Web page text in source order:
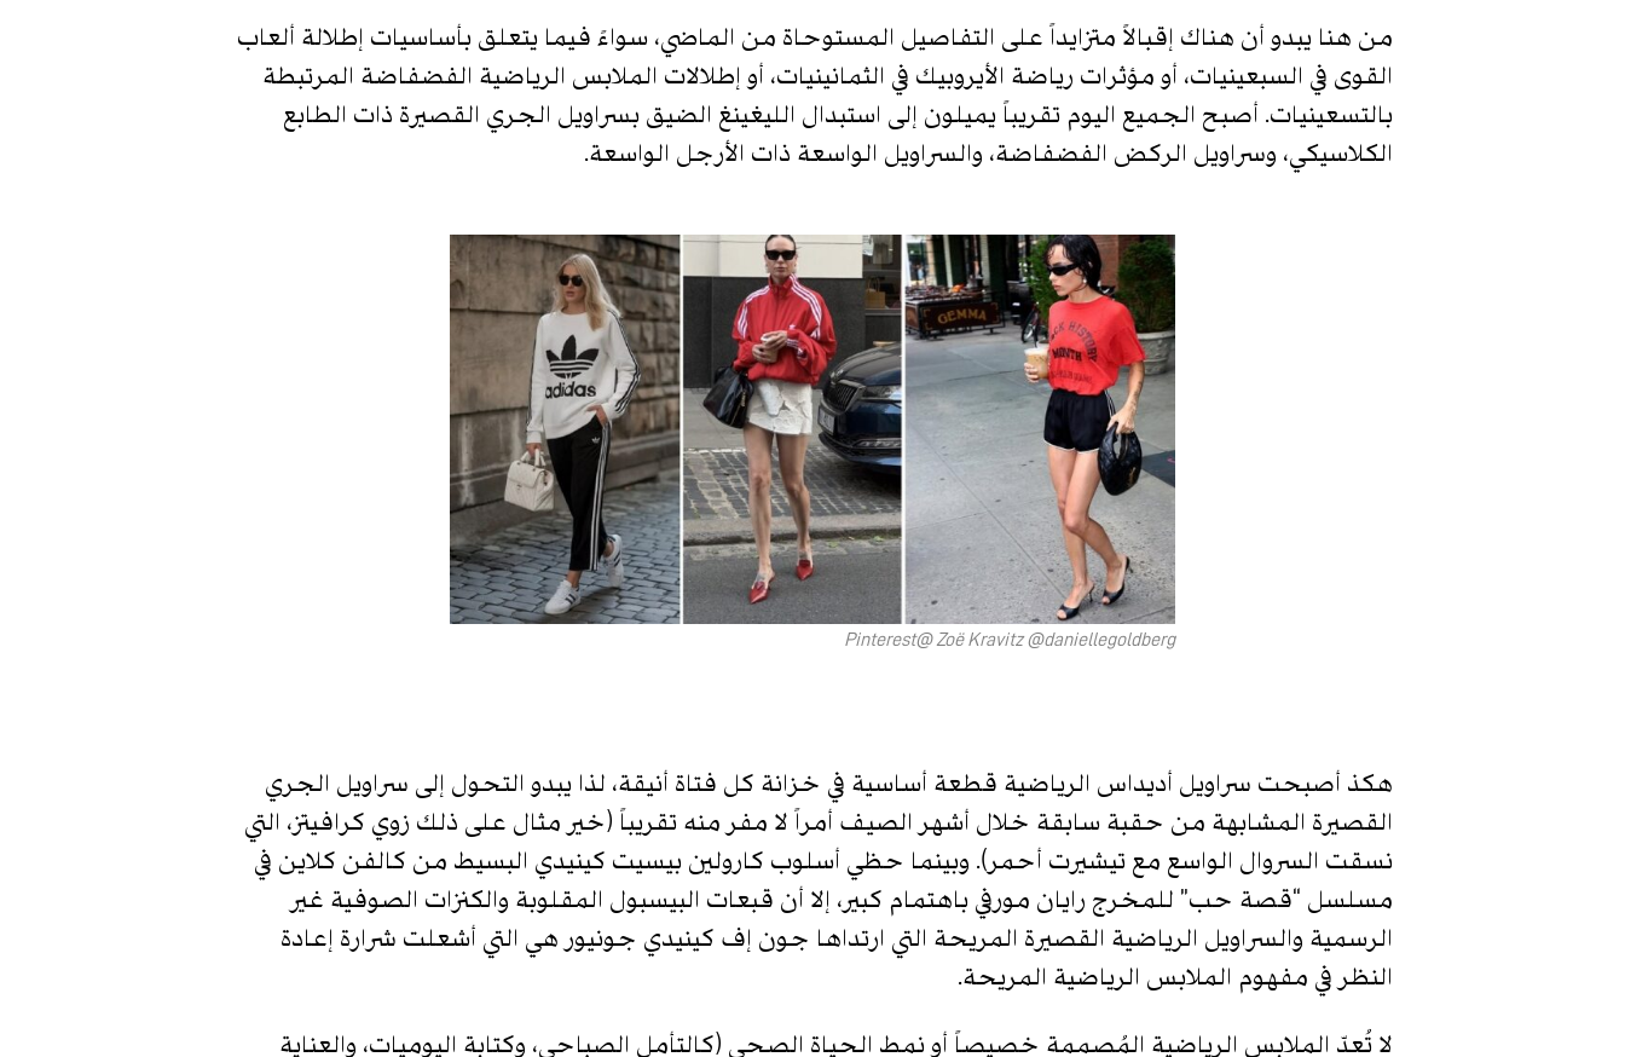
من هنا يبدو أن هناك إقبالاً متزايداً على التفاصيل المستوحاة من الماضي، سواءً فيما يتعلق بأساسيات إطلالة ألعاب
القوى في السبعينيات، أو مؤثرات رياضة الأيروبيك في الثمانينيات، أو إطلالات الملابس الرياضية الفضفاضة المرتبطة
بالتسعينيات. أصبح الجميع اليوم تقريباً يميلون إلى استبدال الليغينغ الضيق بسراويل الجري القصيرة ذات الطابع
الكلاسيكي، وسراويل الركض الفضفاضة، والسراويل الواسعة ذات الأرجل الواسعة.
Pinterest@ Zoë Kravitz @daniellegoldberg
هكذ أصبحت سراويل أديداس الرياضية قطعة أساسية في خزانة كل فتاة أنيقة، لذا يبدو التحول إلى سراويل الجري
القصيرة المشابهة من حقبة سابقة خلال أشهر الصيف أمراً لا مفر منه تقريباً )خير مثال على ذلك زوي كرافيتز، التي
نسقت السروال الواسع مع تيشيرت أحمر(. وبينما حظي أسلوب كارولين بيسيت كينيدي البسيط من كالفن كلاين في
مسلسل “قصة حب” للمخرج رايان مورفي باهتمام كبير، إلا أن قبعات البيسبول المقلوبة والكنزات الصوفية غير
الرسمية والسراويل الرياضية القصيرة المريحة التي ارتداها جون إف كينيدي جونيور هي التي أشعلت شرارة إعادة
النظر في مفهوم الملابس الرياضية المريحة.
لا تُعدّ الملابس الرياضية المُصممة خصيصاً أو نمط الحياة الصحي )كالتأمل الصباحي، وكتابة اليوميات، والعناية